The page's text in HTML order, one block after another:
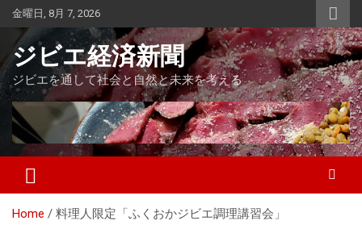
Skip
content
金曜日, 8月 7, 2026
ジビエ経済新聞
ジビエを通して社会と自然と未来を考える
Home 料理人限定「ふくおかジビエ調理講習会」